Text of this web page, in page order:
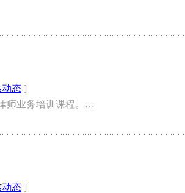
态 ]
师业务培训课程。…
态 ]